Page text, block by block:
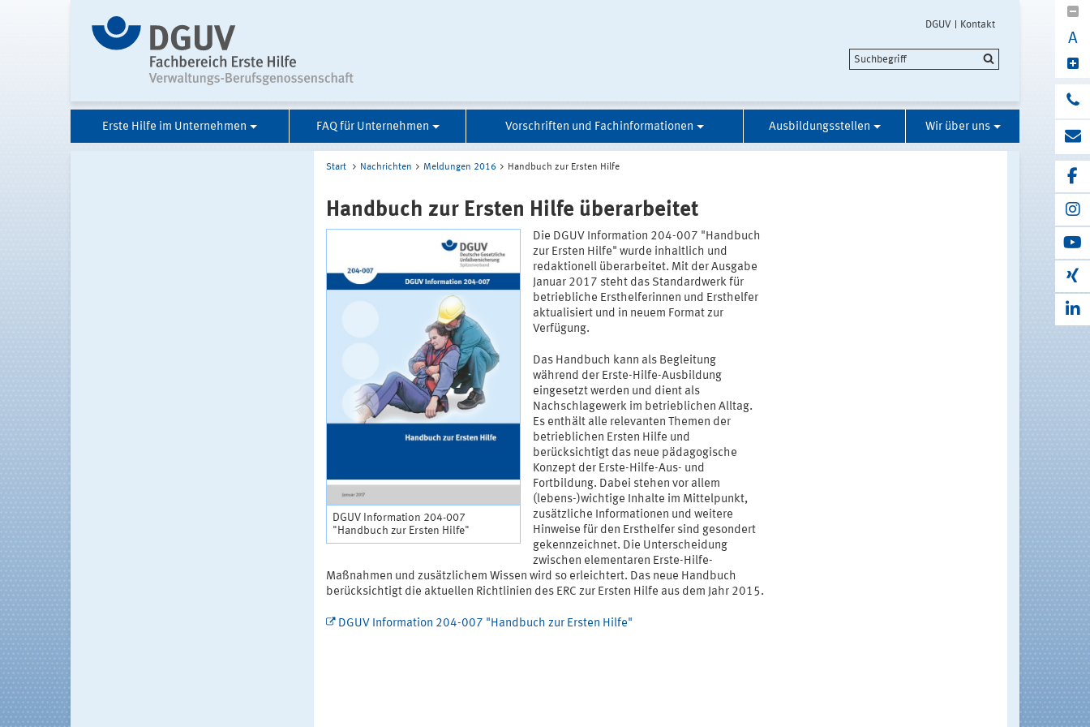
DGUV Kontakt
A
Erste Hilfe im Unternehmen FAQ für Unternehmen Vorschriften und Fachinformationen Ausbildungsstellen Wir über uns
Start Nachrichten Meldungen 2016 Handbuch zur Ersten Hilfe
Handbuch zur Ersten Hilfe überarbeitet
DGUV Information 204-007
"Handbuch zur Ersten Hilfe"
Die DGUV Information 204-007 "Handbuch
zur Ersten Hilfe" wurde inhaltlich und
redaktionell überarbeitet. Mit der Ausgabe
Januar 2017 steht das Standardwerk für
betriebliche Ersthelferinnen und Ersthelfer
aktualisiert und in neuem Format zur
Verfügung.
Das Handbuch kann als Begleitung
während der Erste-Hilfe-Ausbildung
eingesetzt werden und dient als
Nachschlagewerk im betrieblichen Alltag.
Es enthält alle relevanten Themen der
betrieblichen Ersten Hilfe und
berücksichtigt das neue pädagogische
Konzept der Erste-Hilfe-Aus- und
Fortbildung. Dabei stehen vor allem
(lebens-)wichtige Inhalte im Mittelpunkt,
zusätzliche Informationen und weitere
Hinweise für den Ersthelfer sind gesondert
gekennzeichnet. Die Unterscheidung
zwischen elementaren Erste-Hilfe-
Maßnahmen und zusätzlichem Wissen wird so erleichtert. Das neue Handbuch
berücksichtigt die aktuellen Richtlinien des ERC zur Ersten Hilfe aus dem Jahr 2015.
DGUV Information 204-007 "Handbuch zur Ersten Hilfe"